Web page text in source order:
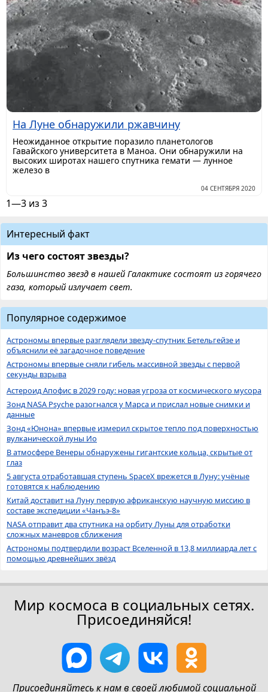
На Луне обнаружили ржавчину
Неожиданное открытие поразило планетологов
Гавайского университета в Маноа. Они обнаружили на
высоких широтах нашего спутника гемати — лунное
железо в
04 СЕНТЯБРЯ 2020
1—3 из 3
Интересный факт
Из чего состоят звезды?
Большинство звезд в нашей Галактике состоят из горячего
газа, который излучает свет.
Популярное содержимое
Астрономы впервые разглядели звезду-спутник Бетельгейзе и
объяснили её загадочное поведение
Астрономы впервые сняли гибель массивной звезды с первой
секунды взрыва
Астероид Апофис в 2029 году: новая угроза от космического мусора
Зонд NASA Psyche разогнался у Марса и прислал новые снимки и
данные
Зонд «Юнона» впервые измерил скрытое тепло под поверхностью
вулканической луны Ио
В атмосфере Венеры обнаружены гигантские кольца, скрытые от
глаз
5 августа отработавшая ступень SpaceX врежется в Луну: учёные
готовятся к наблюдению
Китай доставит на Луну первую африканскую научную миссию в
составе экспедиции «Чанъэ-8»
NASA отправит два спутника на орбиту Луны для отработки
сложных маневров сближения
Астрономы подтвердили возраст Вселенной в 13,8 миллиарда лет с
помощью древнейших звёзд
Мир космоса в социальных сетях.
Присоединяйся!
Присоединяйтесь к нам в своей любимой социальной